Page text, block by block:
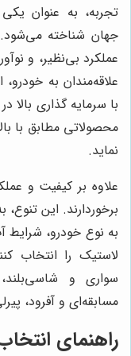
تجربه، به عنوان
جهان شناخته می‌شود.
عملکرد بی‌نظیر، و
علاقه‌مندان به
با سرمایه گذاری
محصولاتی مطابق با
نماید.
علاوه بر کیفیت و
برخوردارند. این
به نوع خودرو،
لاستیک را انتخاب
سواری و
مسابقه‌ای و آفرود،
راهنمای